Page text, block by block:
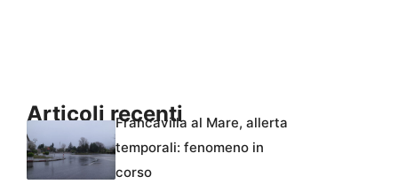
Articoli recentiFrancavilla al Mare, allerta
temporali: fenomeno in
corso